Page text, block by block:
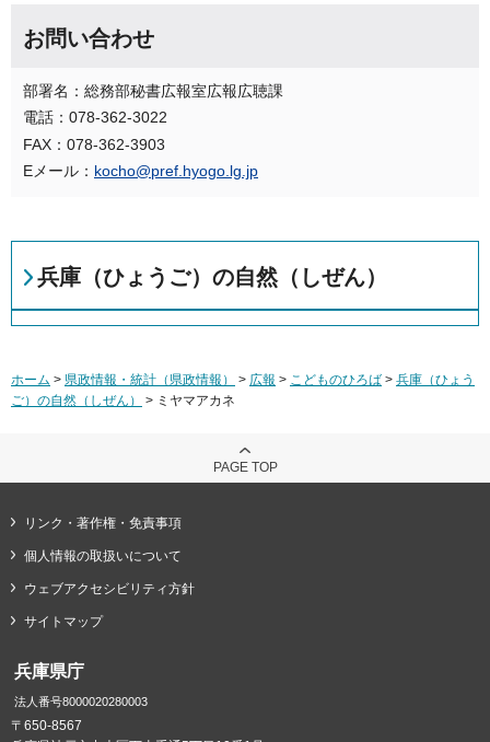
お問い合わせ
部署名：総務部秘書広報室広報広聴課
電話：078-362-3022
FAX：078-362-3903
Eメール： kocho@pref.hyogo.lg.jp
兵庫（ひょうご）の自然（しぜん）
ホーム > 県政情報・統計（県政情報） > 広報 > こどものひろば > 兵庫（ひょう
ご）の自然（しぜん）
> ミヤマアカネ
PAGE TOP
リンク・著作権・免責事項
個人情報の取扱いについて
ウェブアクセシビリティ方針
サイトマップ
兵庫県庁
法人番号8000020280003
〒650-8567